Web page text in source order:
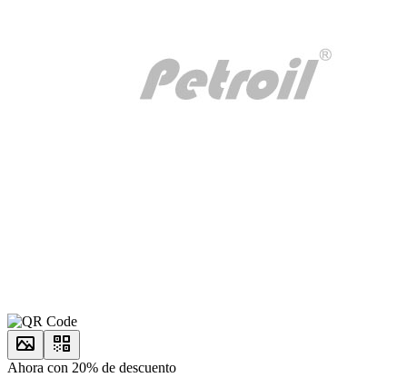
Ahora con 20% de descuento